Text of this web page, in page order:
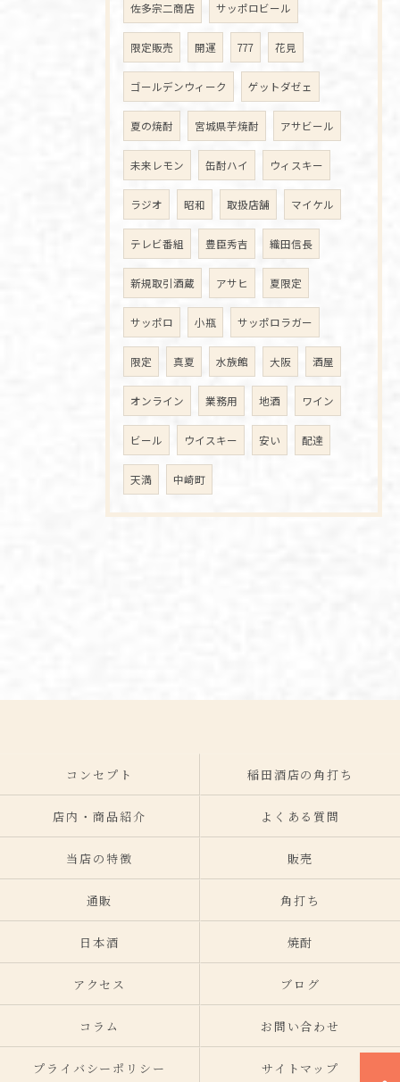
佐多宗二商店 サッポロビール
限定販売 開運 777 花見
ゴールデンウィーク ゲットダゼェ
夏の焼酎 宮城県芋焼酎 アサビール
未来レモン 缶酎ハイ ウィスキー
ラジオ 昭和 取扱店舗 マイケル
テレビ番組 豊臣秀吉 織田信長
新規取引酒蔵 アサヒ 夏限定
サッポロ 小瓶 サッポロラガー
限定 真夏 水族館 大阪 酒屋
オンライン 業務用 地酒 ワイン
ビール ウイスキー 安い 配達
天満 中崎町
コンセプト 稲田酒店の角打ち
店内・商品紹介 よくある質問
当店の特徴 販売
通販 角打ち
日本酒 焼酎
アクセス ブログ
コラム お問い合わせ
プライバシーポリシー サイトマップ